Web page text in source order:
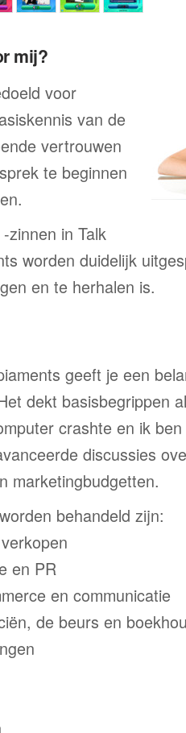
mij?
voor
van de
vertrouwen
te beginnen
zinnen in Talk
worden duidelijk
en te herhalen is.
geeft je een
dekt basisbegrippen
crashte en ik
discussies
marketingbudgetten.
behandeld zijn:
en PR
en communicatie
de beurs en